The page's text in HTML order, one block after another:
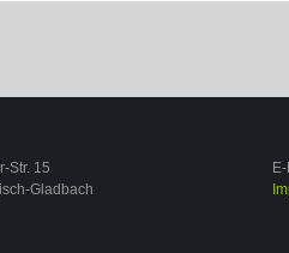
Str. 15
Gladbach